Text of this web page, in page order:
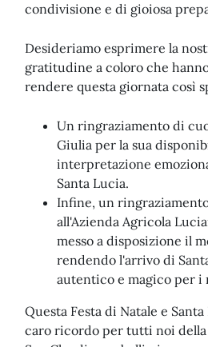
condivisione e di gioiosa
Desideriamo esprimere la
gratitudine a coloro che
rendere questa giornata così
Un ringraziamento di
Giulia per la sua
interpretazione
Santa Lucia.
Infine, un
all'Azienda Agricola
messo a disposizione il
rendendo l'arrivo di
autentico e magico per i
Questa Festa di Natale e
caro ricordo per tutti noi della